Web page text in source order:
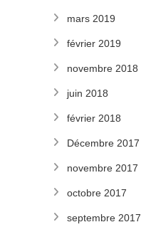
mars 2019
février 2019
novembre 2018
juin 2018
février 2018
Décembre 2017
novembre 2017
octobre 2017
septembre 2017